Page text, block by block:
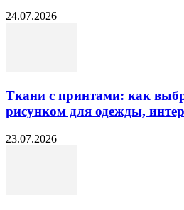
24.07.2026
Ткани с принтами: как
рисунком для одежды,
23.07.2026